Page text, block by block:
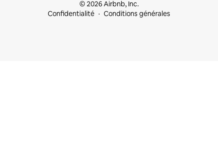
© 2026 Airbnb, Inc.
Confidentialité
Conditions générales